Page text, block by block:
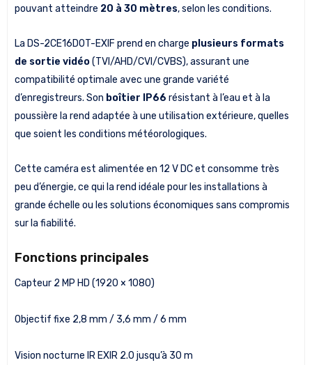
pouvant atteindre 20 à 30 mètres, selon les conditions.
La DS-2CE16D0T-EXIF prend en charge plusieurs formats
de sortie vidéo(TVI/AHD/CVI/CVBS), assurant une
compatibilité optimale avec une grande variété
d’enregistreurs. Son boîtier IP66 résistant à l’eau et à la
poussière la rend adaptée à une utilisation extérieure, quelles
que soient les conditions météorologiques.
Cette caméra est alimentée en 12 V DC et consomme très
peu d’énergie, ce qui la rend idéale pour les installations à
grande échelle ou les solutions économiques sans compromis
sur la fiabilité.
Fonctions principales
Capteur 2 MP HD (1920 × 1080)
Objectif fixe 2,8 mm / 3,6 mm / 6 mm
Vision nocturne IR EXIR 2.0 jusqu’à 30 m